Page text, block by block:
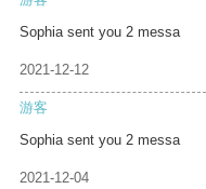
Sophia sent you 2 messa
2021-12-12
游客
Sophia sent you 2 messa
2021-12-04